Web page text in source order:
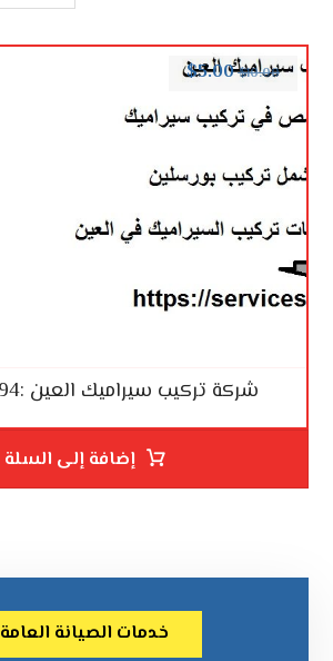
شركة تركيب سيراميك العين :0553996694
$10.00
$5.00
إضافة إلى السلة
خدمات الصيانة العامة